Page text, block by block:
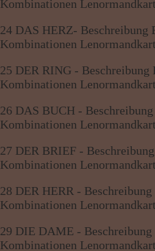
Kombinationen
24 DAS HERZ- Beschreibung
Kombinationen
25 DER RING - Beschreibung
Kombinationen
26 DAS BUCH -
Kombinationen
27 DER BRIEF -
Kombinationen
28 DER HERR -
Kombinationen
29 DIE DAME - Beschreibung
Kombinationen